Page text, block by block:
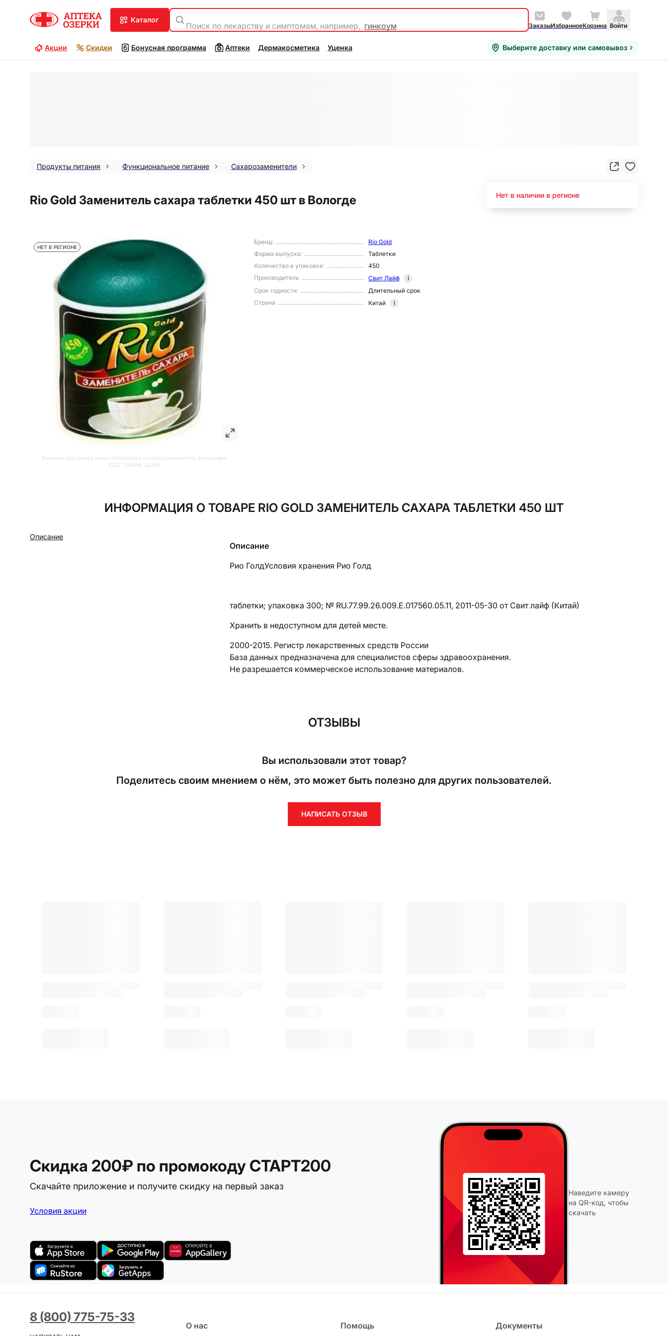
каталог
Поиск по лекарству и симптомам, например, гинкоум ЗаказыИзбранноеКорзина Войти
Акции Скидки Бонусная программа Аптеки Дермакосметика Уценка Выберите доставку или самовывоз
Продукты питания Функциональное питание Сахарозаменители
Rio Gold Заменитель сахара таблетки 450 шт в Вологде
НЕТ В РЕГИОНЕ
Внешний вид товара может отличаться от изображённого на фотографии
КОД ТОВАРА: 32246
Бренд:
Rio Gold
Форма выпуска:
Таблетки
Количество в упаковке:
450
Производитель
Свит Лайф
i
Срок годности:
Длительный срок
Страна
Китай i
Нет в наличии в регионе
ИНФОРМАЦИЯ О ТОВАРЕ RIO GOLD ЗАМЕНИТЕЛЬ САХАРА ТАБЛЕТКИ 450 ШТ
Описание
Описание
Рио ГолдУсловия хранения Рио Голд
таблетки; упаковка 300; № RU.77.99.26.009.Е.017560.05.11, 2011-05-30 от Свит лайф (Китай)
Хранить в недоступном для детей месте.
2000-2015. Регистр лекарственных средств России
База данных предназначена для специалистов сферы здравоохранения.
Не разрешается коммерческое использование материалов.
ОТЗЫВЫ
Вы использовали этот товар?
Поделитесь своим мнением о нём, это может быть полезно для других пользователей.
НАПИСАТЬ ОТЗЫВ
Скидка 200₽ по промокоду СТАРТ200
Скачайте приложение и получите скидку на первый заказ
Условия акции
Наведите камеру
на QR-код, чтобы
скачать
8 (800) 775-75-33
О нас Помощь Документы